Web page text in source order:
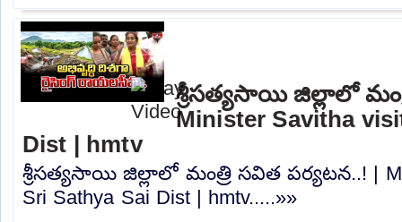
శ్రీసత్యసాయి జిల్లాలో
Minister Savitha
Dist | hmtv
శ్రీసత్యసాయి జిల్లాలో మంత్రి సవిత పర్యటన..! |
Sri Sathya Sai Dist | hmtv.....»»